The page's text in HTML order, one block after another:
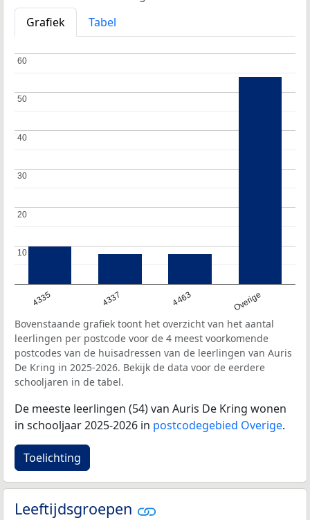
Grafiek
Tabel
4335 4337 4463 Overige
10
10
20
20
30
30
40
40
50
50
60
60
Bovenstaande grafiek toont het overzicht van het aantal
leerlingen per postcode voor de 4 meest voorkomende
postcodes van de huisadressen van de leerlingen van Auris
De Kring in 2025-2026. Bekijk de data voor de eerdere
schooljaren in de tabel.
De meeste leerlingen (54) van Auris De Kring wonen
in schooljaar 2025-2026 in postcodegebied Overige.
Toelichting
Leeftijdsgroepen